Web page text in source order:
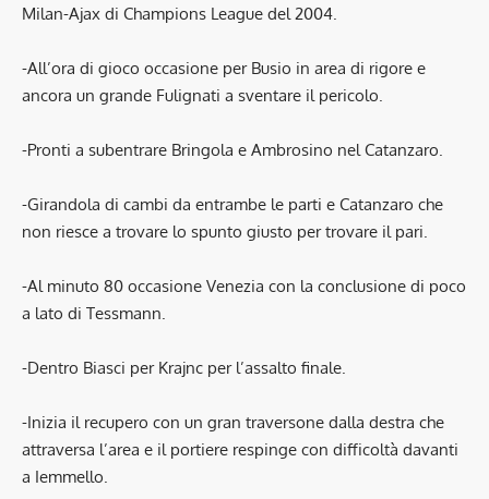
Milan-Ajax di Champions League del 2004.
-All’ora di gioco occasione per Busio in area di rigore e
ancora un grande Fulignati a sventare il pericolo.
-Pronti a subentrare Bringola e Ambrosino nel Catanzaro.
-Girandola di cambi da entrambe le parti e Catanzaro che
non riesce a trovare lo spunto giusto per trovare il pari.
-Al minuto 80 occasione Venezia con la conclusione di poco
a lato di Tessmann.
-Dentro Biasci per Krajnc per l’assalto finale.
-Inizia il recupero con un gran traversone dalla destra che
attraversa l’area e il portiere respinge con difficoltà davanti
a Iemmello.